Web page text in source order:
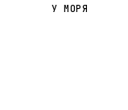
У МОРЯ